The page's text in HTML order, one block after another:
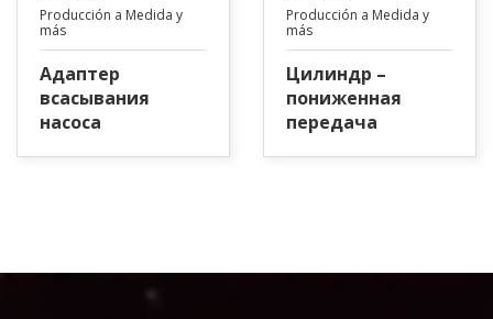
Producción a Medida y
más
Адаптер
всасывания
насоса
Producción a Medida y
más
Цилиндр –
пониженная
передача